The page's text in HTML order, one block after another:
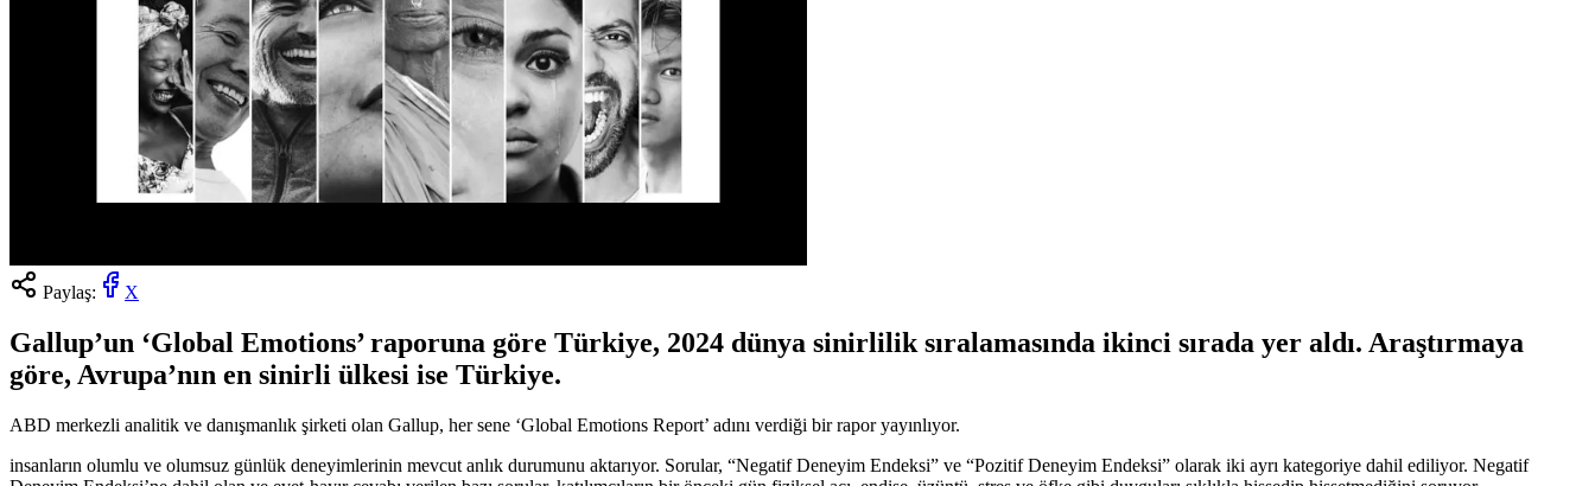
Paylaş: X
Gallup’un ‘Global Emotions’ raporuna göre Türkiye, 2024 dünya sinirlilik sıralamasında ikinci sırada yer aldı. Araştırmaya
göre, Avrupa’nın en sinirli ülkesi ise Türkiye.
ABD merkezli analitik ve danışmanlık şirketi olan Gallup, her sene ‘Global Emotions Report’ adını verdiği bir rapor yayınlıyor.
insanların olumlu ve olumsuz günlük deneyimlerinin mevcut anlık durumunu aktarıyor. Sorular, “Negatif Deneyim Endeksi” ve “Pozitif Deneyim Endeksi” olarak iki ayrı kategoriye dahil ediliyor. Negatif